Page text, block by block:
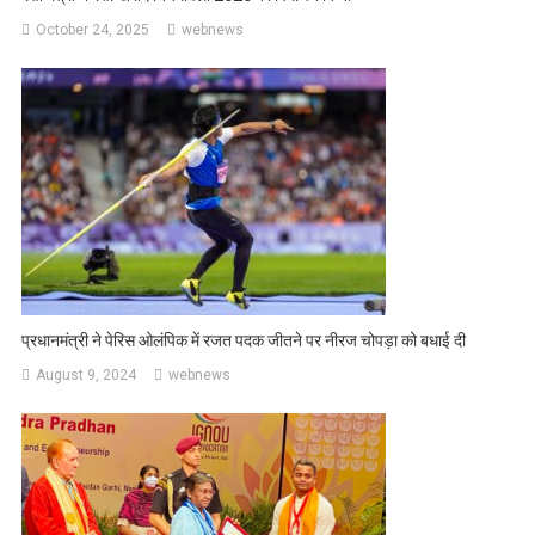
October 24, 2025 webnews
प्रधानमंत्री ने पेरिस ओलंपिक में रजत पदक जीतने पर नीरज चोपड़ा को बधाई दी
August 9, 2024 webnews